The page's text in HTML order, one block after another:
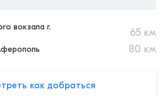
вокзала г.
65 км
80 км
как добраться